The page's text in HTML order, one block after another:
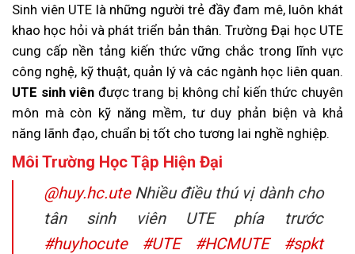
Sinh viên UTE là những người trẻ đầy đam mê, luôn khát
khao học hỏi và phát triển bản thân. Trường Đại học UTE
cung cấp nền tảng kiến thức vững chắc trong lĩnh vực
công nghệ, kỹ thuật, quản lý và các ngành học liên quan.
UTE sinh viên được trang bị không chỉ kiến thức chuyên
môn mà còn kỹ năng mềm, tư duy phản biện và khả
năng lãnh đạo, chuẩn bị tốt cho tương lai nghề nghiệp.
Môi Trường Học Tập Hiện Đại
@huy.hc.uteNhiều điều thú vị dành cho
tân sinh viên UTE phía trước
#huyhocute
#UTE #HCMUTE
#spkt